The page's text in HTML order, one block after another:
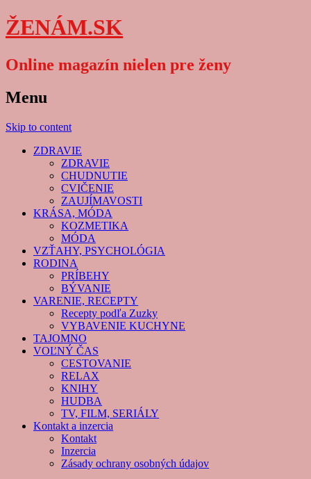
ŽENÁM.SK
Online magazín nielen pre ženy
Menu
Skip to content
ZDRAVIE
ZDRAVIE
CHUDNUTIE
CVIČENIE
ZAUJÍMAVOSTI
KRÁSA, MÓDA
KOZMETIKA
MÓDA
VZŤAHY, PSYCHOLÓGIA
RODINA
PRÍBEHY
BÝVANIE
VARENIE, RECEPTY
Recepty podľa Zuzky
VYBAVENIE KUCHYNE
TAJOMNO
VOĽNÝ ČAS
CESTOVANIE
RELAX
KNIHY
HUDBA
TV, FILM, SERIÁLY
Kontakt a inzercia
Kontakt
Inzercia
Zásady ochrany osobných údajov